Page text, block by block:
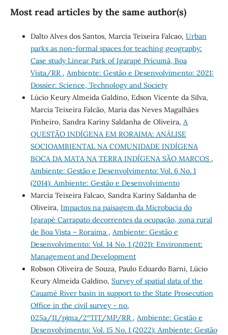
Most read articles by the same author(s)
Dalto Alves dos Santos, Marcia Teixeira Falcao, Urban
parks as non-formal spaces for teaching geography:
Case study Linear Park of Igarapé Pricumã, Boa
Vista/RR , Ambiente: Gestão e Desenvolvimento: 2021:
Dossier: Science, Technology and Society
Lúcio Keury Almeida Galdino, Edson Vicente da Silva,
Marcia Teixeira Falcão, Maria das Neves Magalhães
Pinheiro, Sandra Kariny Saldanha de Oliveira, A
QUESTÃO INDÍGENA EM RORAIMA: ANÁLISE
SOCIOAMBIENTAL NA COMUNIDADE INDÍGENA
BOCA DA MATA NA TERRA INDÍGENA SÃO MARCOS ,
Ambiente: Gestão e Desenvolvimento: Vol. 6 No. 1
(2014): Ambiente: Gestão e Desenvolvimento
Marcia Teixeira Falcao, Sandra Kariny Saldanha de
Oliveira, Impactos na paisagem da Microbacia do
Igarapé Carrapato decorrentes da ocupação, zona rural
de Boa Vista – Roraima , Ambiente: Gestão e
Desenvolvimento: Vol. 14 No. 1 (2021): Environment:
Management and Development
Robson Oliveira de Souza, Paulo Eduardo Barni, Lúcio
Keury Almeida Galdino, Survey of spatial data of the
Cauamé River basin in support to the State Prosecution
Office in the civil survey - no.
025a/11/pjma/2ºTIT/MP/RR , Ambiente: Gestão e
Desenvolvimento: Vol. 15 No. 1 (2022): Ambiente: Gestão